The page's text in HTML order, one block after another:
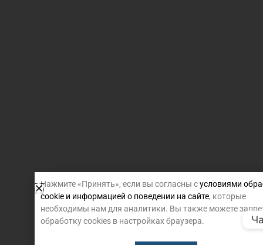
Нажмите «Принять», если вы согласны сусловиями
cookie и информацией о поведении на сайте, которые
необходимы нам для аналитики. Вы также можете
обработку cookies в настройках браузера.